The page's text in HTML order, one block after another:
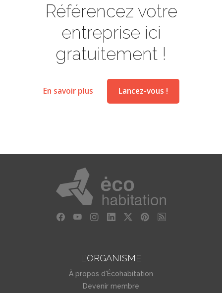
Référencez votre
entreprise ici
gratuitement !
En savoir plus Lancez-vous !
L'ORGANISME
À propos d'Écohabitation
Devenir membre